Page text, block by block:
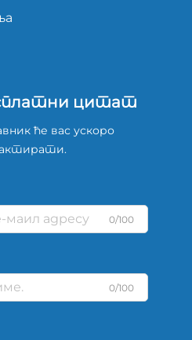
цитат
ће вас ускоро
0/100
0/100